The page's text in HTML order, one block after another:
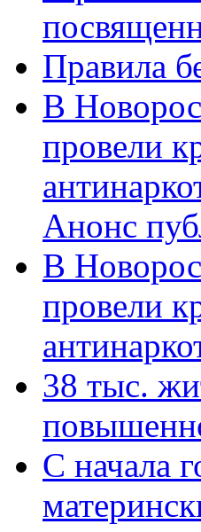
Правила
В
провели
Анонс
В
провели
38 тыс.
С начала